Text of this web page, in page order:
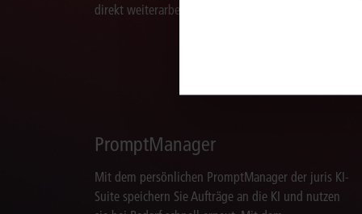
direkt weiterarbeiten können.
PromptManager
Mit dem persönlichen PromptManager der juris KI-
Suite speichern Sie Aufträge an die KI und nutzen